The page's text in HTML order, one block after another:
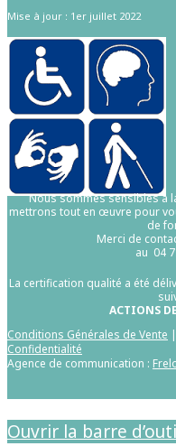
Mise à jour : 1er juillet 2022
Nous sommes sensibles à
mettrons tout en œuvre pour
de
Merci de
au 04
La certification qualité a été
ACTIONS
Conditions Générales de Vente |
Confidentialité
Agence de communication :
Ouvrir la barre